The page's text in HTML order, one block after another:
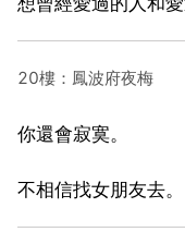
20樓：鳳波府夜梅
你還會寂寞。
不相信找女朋友去。